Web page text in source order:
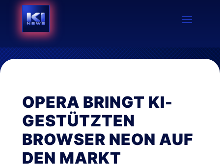
OPERA BRINGT KI-
GESTÜTZTEN
BROWSER NEON AUF
DEN MARKT